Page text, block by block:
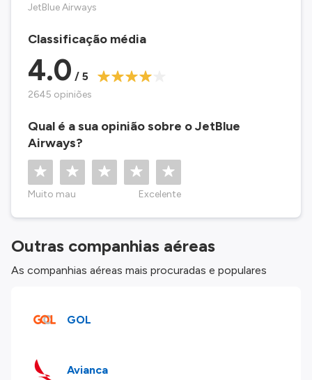
JetBlue Airways
Classificação média
4.0 / 5
2645 opiniões
Qual é a sua opinião sobre o JetBlue
Airways?
Muito mau Excelente
Outras companhias aéreas
As companhias aéreas mais procuradas e populares
GOL
Avianca